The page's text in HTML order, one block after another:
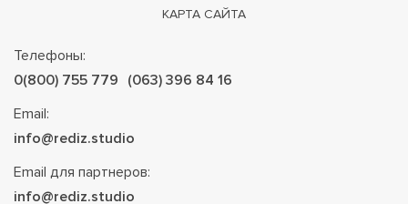
Телефоны:
0(800) 755 779 (063) 396 84 16
Email:
info@rediz.studio
Email для партнеров:
info@rediz.studio
КАРТА САЙТА